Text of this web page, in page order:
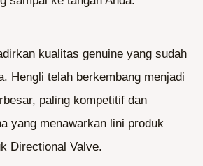
kualitas genuine yang sudah
Hengli telah berkembang menjadi
paling kompetitif dan
yang menawarkan lini produk
Directional Valve.